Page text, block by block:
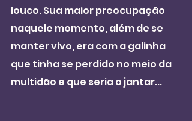
louco. Sua maior preocupação
naquele momento, além de se
manter vivo, era com a galinha
que tinha se perdido no meio da
multidão e que seria o jantar...